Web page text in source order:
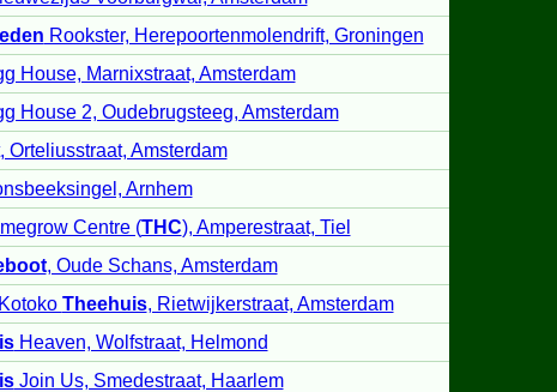
Rookster, Herepoortenmolendrift, Groningen
House, Marnixstraat, Amsterdam
House 2, Oudebrugsteeg, Amsterdam
Orteliusstraat, Amsterdam
Arnhem
Centre (THC), Amperestraat, Tiel
, Oude Schans, Amsterdam
Theehuis, Rietwijkerstraat, Amsterdam
Heaven, Wolfstraat, Helmond
Join Us, Smedestraat, Haarlem